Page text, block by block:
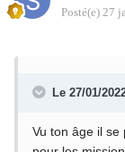
Posté(e) 27
Le 27/01/
Vu ton âge il